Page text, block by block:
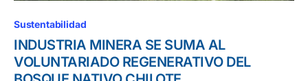
Sustentabilidad
INDUSTRIA MINERA SE SUMA AL
VOLUNTARIADO REGENERATIVO DEL